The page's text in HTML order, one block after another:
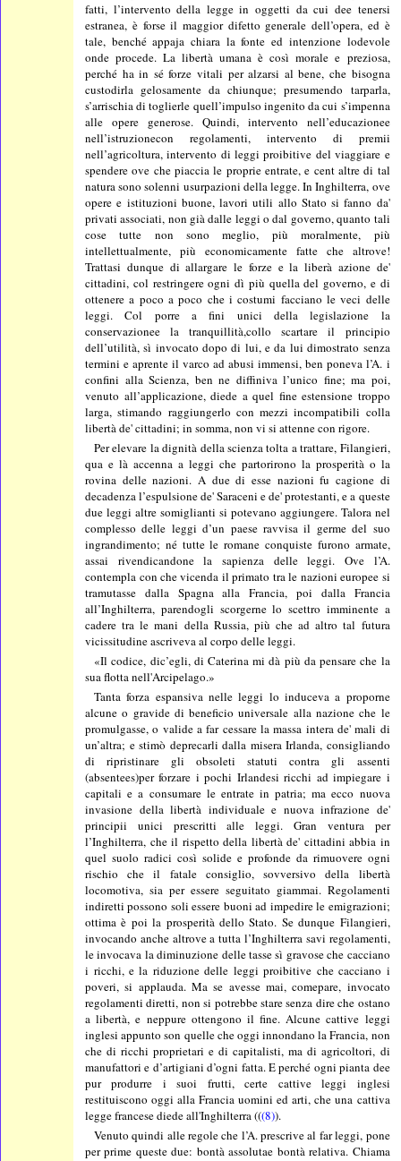
fatti, l’intervento della legge in oggetti da cui dee tenersi
estranea, è forse il maggior difetto generale dell’opera, ed è
tale, benché appaja chiara la fonte ed intenzione lodevole
onde procede. La libertà umana è così morale e preziosa,
perché ha in sé forze vitali per alzarsi al bene, che bisogna
custodirla gelosamente da chiunque; presumendo tarparla,
s’arrischia di toglierle quell’impulso ingenito da cui s’impenna
alle opere generose. Quindi, intervento nell’educazionee
nell’istruzionecon regolamenti, intervento di premii
nell’agricoltura, intervento di leggi proibitive del viaggiare e
spendere ove che piaccia le proprie entrate, e cent altre di tal
natura sono solenni usurpazioni della legge. In Inghilterra, ove
opere e istituzioni buone, lavori utili allo Stato si fanno da'
privati associati, non già dalle leggi o dal governo, quanto tali
cose tutte non sono meglio, più moralmente, più
intellettualmente, più economicamente fatte che altrove!
Trattasi dunque di allargare le forze e la liberà azione de'
cittadini, col restringere ogni dì più quella del governo, e di
ottenere a poco a poco che i costumi facciano le veci delle
leggi. Col porre a fini unici della legislazione la
conservazionee la tranquillità,collo scartare il principio
dell’utilità, sì invocato dopo di lui, e da lui dimostrato senza
termini e aprente il varco ad abusi immensi, ben poneva l’A. i
confini alla Scienza, ben ne diffiniva l’unico fine; ma poi,
venuto all’applicazione, diede a quel fine estensione troppo
larga, stimando raggiungerlo con mezzi incompatibili colla
libertà de' cittadini; in somma, non vi si attenne con rigore.
Per elevare la dignità della scienza tolta a trattare, Filangieri,
qua e là accenna a leggi che partorirono la prosperità o la
rovina delle nazioni. A due di esse nazioni fu cagione di
decadenza l’espulsione de' Saraceni e de' protestanti, e a queste
due leggi altre somiglianti si potevano aggiungere. Talora nel
complesso delle leggi d’un paese ravvisa il germe del suo
ingrandimento; né tutte le romane conquiste furono armate,
assai rivendicandone la sapienza delle leggi. Ove l’A.
contempla con che vicenda il primato tra le nazioni europee si
tramutasse dalla Spagna alla Francia, poi dalla Francia
all’Inghilterra, parendogli scorgerne lo scettro imminente a
cadere tra le mani della Russia, più che ad altro tal futura
vicissitudine ascriveva al corpo delle leggi.
«Il codice, dic’egli, di Caterina mi dà più da pensare che la
sua flotta nell'Arcipelago.»
Tanta forza espansiva nelle leggi lo induceva a proporne
alcune o gravide di beneficio universale alla nazione che le
promulgasse, o valide a far cessare la massa intera de' mali di
un’altra; e stimò deprecarli dalla misera Irlanda, consigliando
di ripristinare gli obsoleti statuti contra gli assenti
(absentees)per forzare i pochi Irlandesi ricchi ad impiegare i
capitali e a consumare le entrate in patria; ma ecco nuova
invasione della libertà individuale e nuova infrazione de'
principii unici prescritti alle leggi. Gran ventura per
l’Inghilterra, che il rispetto della libertà de' cittadini abbia in
quel suolo radici così solide e profonde da rimuovere ogni
rischio che il fatale consiglio, sovversivo della libertà
locomotiva, sia per essere seguitato giammai. Regolamenti
indiretti possono soli essere buoni ad impedire le emigrazioni;
ottima è poi la prosperità dello Stato. Se dunque Filangieri,
invocando anche altrove a tutta l’Inghilterra savi regolamenti,
le invocava la diminuzione delle tasse sì gravose che cacciano
i ricchi, e la riduzione delle leggi proibitive che cacciano i
poveri, si applauda. Ma se avesse mai, comepare, invocato
regolamenti diretti, non si potrebbe stare senza dire che ostano
a libertà, e neppure ottengono il fine. Alcune cattive leggi
inglesi appunto son quelle che oggi innondano la Francia, non
che di ricchi proprietari e di capitalisti, ma di agricoltori, di
manufattori e d’artigiani d’ogni fatta. E perché ogni pianta dee
pur produrre i suoi frutti, certe cattive leggi inglesi
restituiscono oggi alla Francia uomini ed arti, che una cattiva
legge francese diede all'Inghilterra (((8)).
Venuto quindi alle regole che l’A. prescrive al far leggi, pone
per prime queste due: bontà assolutae bontà relativa. Chiama